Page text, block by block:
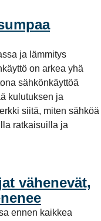
ja lämmitys
on arkea yhä
sähkönkäyttöä
kulutuksen ja
siitä, miten sähköä
ratkaisuilla ja
vähenevät,
ennen kaikkea